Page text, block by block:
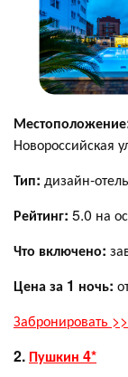
Новороссийская
Тип: дизайн-отель
Рейтинг: 5.0 на
Что включено:
Цена за 1 ночь:
Забронировать
2. Пушкин 4*